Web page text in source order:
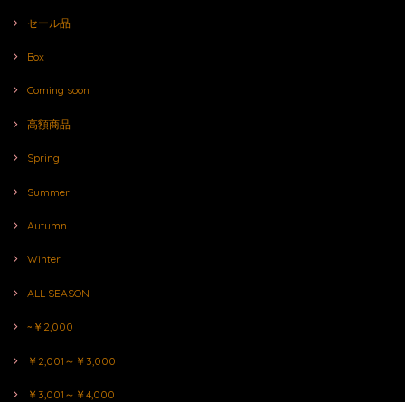
セール品
Box
Coming soon
高額商品
Spring
Summer
Autumn
Winter
ALL SEASON
~￥2,000
￥2,001～￥3,000
￥3,001～￥4,000